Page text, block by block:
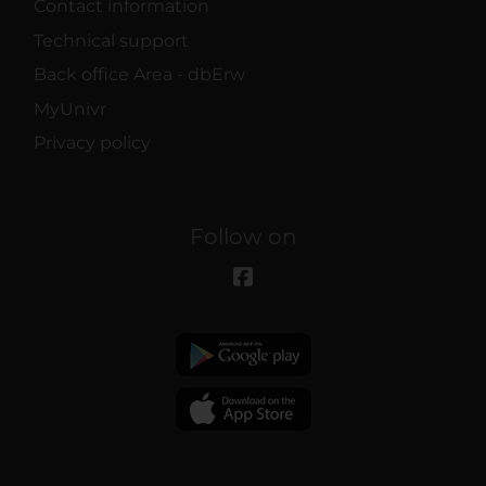
Contact information
Technical support
Back office Area - dbErw
MyUnivr
Privacy policy
Follow on